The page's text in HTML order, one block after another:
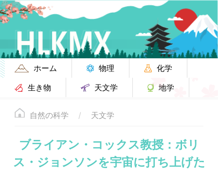
ホーム 物理
化学
生き物
天文学 地学
自然の科学 天文学
ブライアン・コックス教授：ボリ
ス・ジョンソンを宇宙に打ち上げた